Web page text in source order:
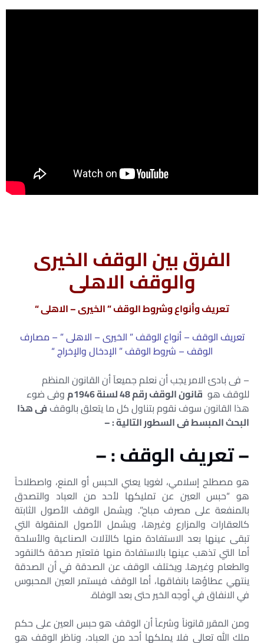
الفرق بين الوقف الخيرى
والوقف الاهلى
تعريف وأنواع وشروط الوقف ” الخيرى – الاهلى “
تعريف الوقف – أنواع الوقف ” الخيرى – الاهلى ” – مصارف
الوقف – شروط الوقف ” الإدخال والإخراج “
– فى بادئ الامر يجب أن نعلم جميعآ أن القانون المنظم
للوقف هو قانون الوقف رقم 48 لسنة 1946م
وفى ضوء
هذا القانون سوف نقوم بتناول كل ما يتعلق بالوقف فى هذا
البحث المبسط فى السطور التالية : –
– تعريف الوقف : –
هو مصطلح إسلامي، لغويا يعني الحبس أو المنع، واصطلاحاً
هو “حبس العين عن تمليكها لأحد من العباد والتصدق
بالمنفعة على مصرف مباح”. ويشمل الوقف الأصول الثابتة
كالعقارات والمزارع وغيرها، ويشمل الأصول المنقولة التي
تبقى عينها بعد الاستفادة منها كالآلات الصناعية والأسلحة
أما التي تذهب عينها بالاستفادة منها فتعتبر صدقة كالنقود
والطعام وغيرها. ويختلف الوقف عن الصدقة في أن الصدقة
ينتهي عطاؤها بانفاقها، أما الوقف فيستمر العين المحبوس
في الانفاق في أوجه الخير حتى بعد الوفاة.
ومن المقرر قانوناً وشرعاً أن الوقف هو حبس العين على حكم
ملك الله تعالى فلا يملكها أحد من العباد، وناظر الوقف هو